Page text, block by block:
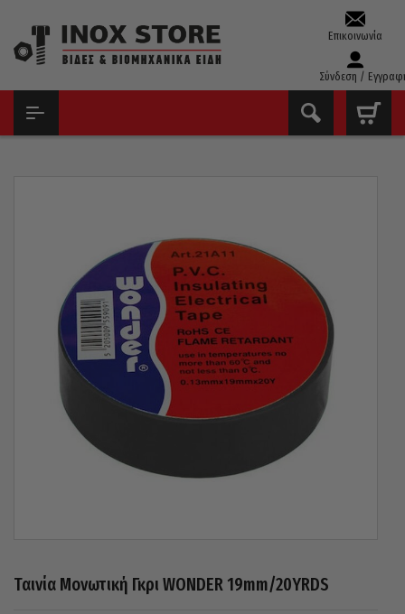
Επικοινωνία
Σύνδεση /
Ταινία Μονωτική Γκρι WONDER 19mm/20YRDS